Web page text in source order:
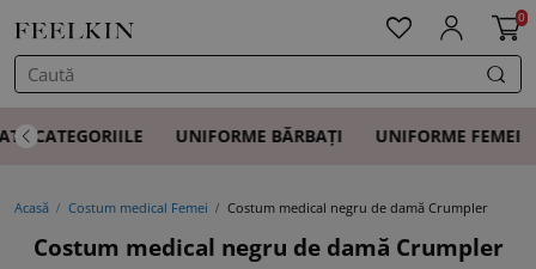
0
CATEGORIILE UNIFORME BĂRBAȚI UNIFORME FEMEI
Acasă Costum medical Femei Costum medical negru de damă Crumpler
Costum medical negru de damă Crumpler